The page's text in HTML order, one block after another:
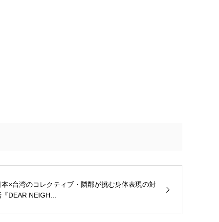
本×台湾のコレクティブ・隣鄰が挑む身体表現の対
DEAR NEIGH...